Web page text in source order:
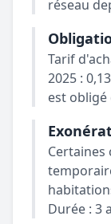
réseau
Tarif
2025 :
est
Durée : 3